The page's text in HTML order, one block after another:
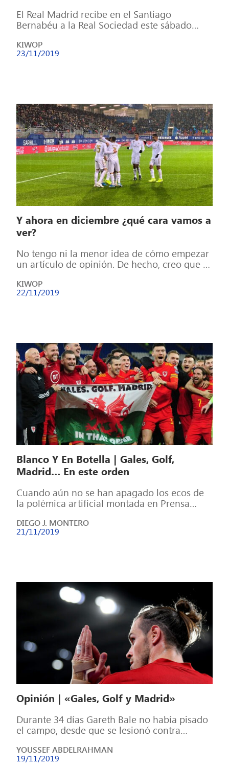
El Real Madrid recibe en el Santiago
Bernabéu a la Real Sociedad este sábado
[…]
KIWOP
23/11/2019
Y ahora en diciembre ¿qué cara vamos a
ver?
No tengo ni la menor idea de cómo empezar
un artículo de opinión. De hecho, creo que la
KIWOP
22/11/2019
Blanco Y En Botella | Gales, Golf,
Madrid… En este orden
Cuando aún no se han apagado los ecos de
la polémica artificial montada en Prensa
DIEGO J. MONTERO
21/11/2019
Opinión | «Gales, Golf y Madrid»
Durante 34 días Gareth Bale no había pisado
el campo, desde que se lesionó contra
YOUSSEF ABDELRAHMAN
19/11/2019